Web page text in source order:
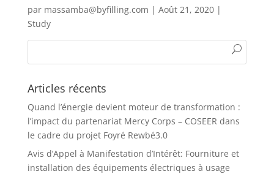
par massamba@byfilling.com | Août 21, 2020|
Study
Articles récents
Quand l’énergie devient moteur de transformation :
l’impact du partenariat Mercy Corps – COSEER dans
le cadre du projet Foyré Rewbé3.0
Avis d’Appel à Manifestation d’Intérêt: Fourniture et
installation des équipements électriques à usage